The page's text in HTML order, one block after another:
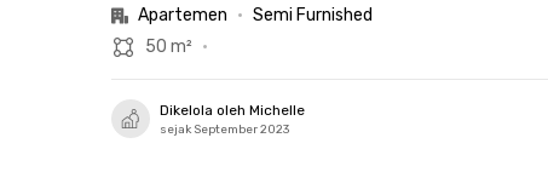
Apartemen • Semi Furnished
50 m² •
Dikelola oleh Michelle
sejak September 2023